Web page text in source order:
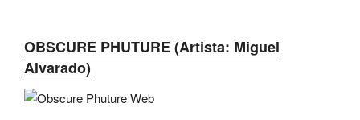
OBSCURE PHUTURE (Artista: Miguel
Alvarado)